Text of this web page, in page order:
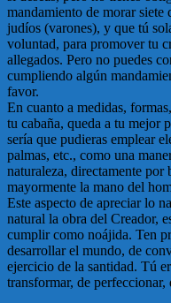
mandamiento de morar siete
judíos (varones), y que tú
voluntad, para promover tu
allegados. Pero no puedes
cumpliendo algún
favor.
En cuanto a medidas,
tu cabaña, queda a tu mejor
sería que pudieras emplear
palmas, etc., como una
naturaleza, directamente
mayormente la mano del
Este aspecto de apreciar lo
natural la obra del Creador,
cumplir como noájida. Ten
desarrollar el mundo, de
ejercicio de la santidad. Tú
transformar, de